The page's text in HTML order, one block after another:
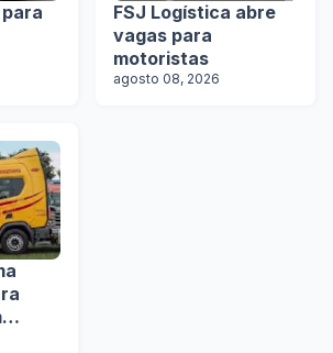
FSJ Logística abre
vagas para
motoristas
agosto 08, 2026